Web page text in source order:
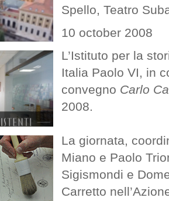
Spello, Teatro
10 october 2008
L’Istituto per la
Italia Paolo VI, in
convegno Carlo
2008.
La giornata,
Miano e Paolo
Sigismondi e
Carretto